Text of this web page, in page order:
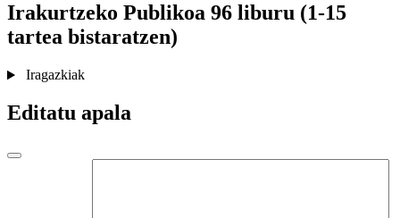
Irakurtzeko Publikoa 96 liburu (1-15
tartea bistaratzen)
Iragazkiak
Editatu apala